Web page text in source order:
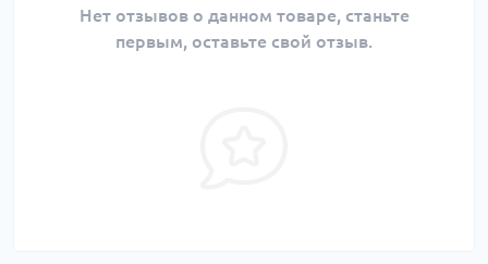
Нет отзывов о данном товаре, станьте
первым, оставьте свой отзыв.